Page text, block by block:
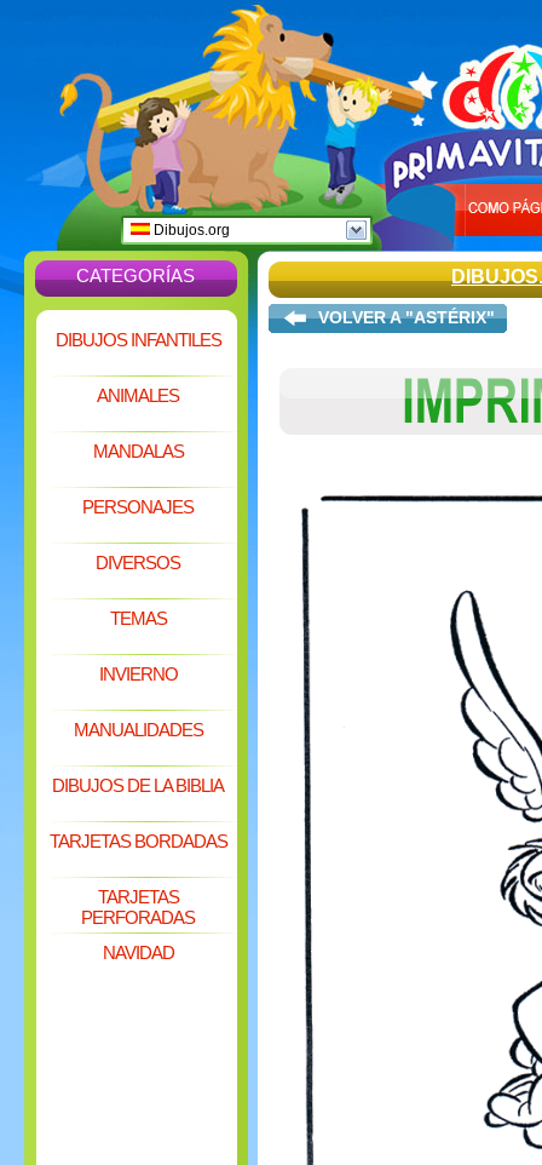
Dibujos.org
CATEGORÍAS
DIBUJOS INFANTILES
ANIMALES
MANDALAS
PERSONAJES
DIVERSOS
TEMAS
INVIERNO
MANUALIDADES
DIBUJOS DE LA BIBLIA
TARJETAS BORDADAS
TARJETAS
PERFORADAS
NAVIDAD
VOLVER A "ASTÉRIX"